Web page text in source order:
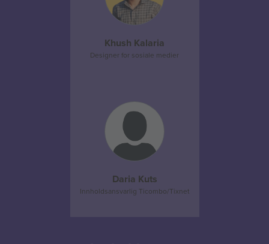
Khush Kalaria
Designer for sosiale medier
Daria Kuts
Innholdsansvarlig Ticombo/Tixnet